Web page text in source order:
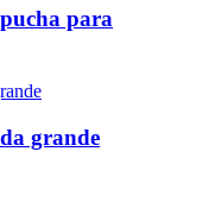
para
grande